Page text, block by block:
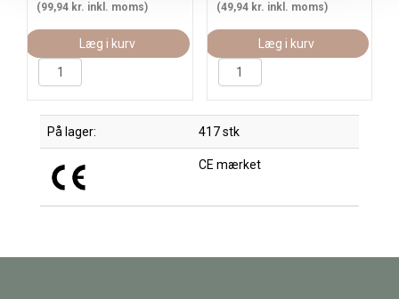
(99,94 kr. inkl. moms)
Læg i kurv
(49,94 kr. inkl. moms)
Læg i kurv
På lager: 417 stk
CE mærket